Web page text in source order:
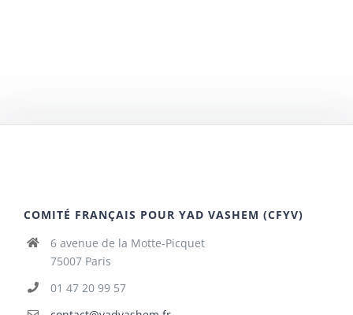
COMITÉ FRANÇAIS POUR YAD VASHEM (CFYV)
6 avenue de la Motte-Picquet
75007 Paris
01 47 20 99 57